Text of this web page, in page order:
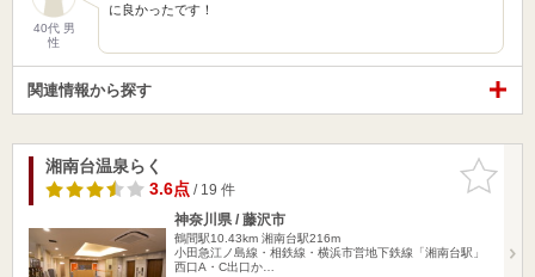
40代 男
性
に良かったです！
関連情報から探す
お気に入
りに追加
湘南台温泉らく
3.6点/ 19 件
神奈川県 / 藤沢市
鶴間駅10.43km 湘南台駅216m
小田急江ノ島線・相鉄線・横浜市営地下鉄線「湘南台駅」
西口A・C出口か…